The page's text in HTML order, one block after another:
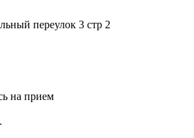
переулок 3 стр 2